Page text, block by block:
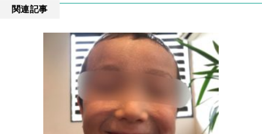
関連記事